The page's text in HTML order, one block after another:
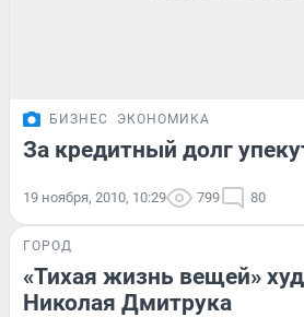
БИЗНЕС ЭКОНОМИКА
За кредитный долг
19 ноября, 2010, 10:29 799 80
ГОРОД
«Тихая жизнь вещей»
Николая Дмитрука